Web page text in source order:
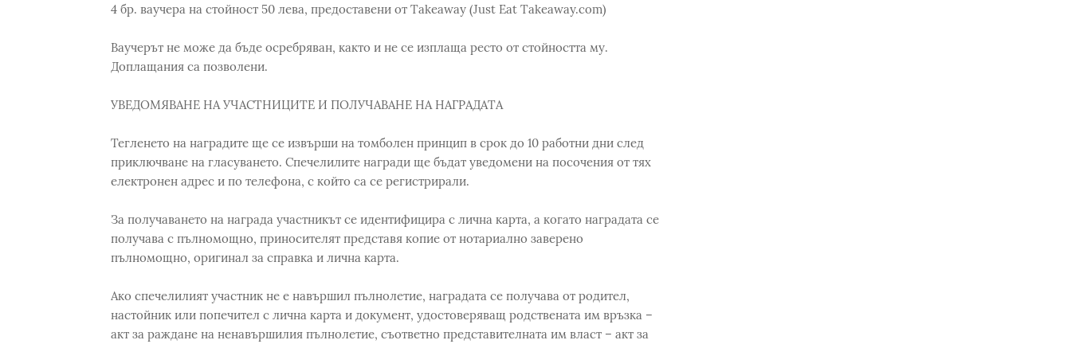
4 бр. ваучера на стойност 50 лева, предоставени от Takeaway (Just Eat Takeaway.com)
Ваучерът не може да бъде осребряван, както и не се изплаща ресто от стойността му.
Доплащания са позволени.
УВЕДОМЯВАНЕ НА УЧАСТНИЦИТЕ И ПОЛУЧАВАНЕ НА НАГРАДАТА
Тегленето на наградите ще се извърши на томболен принцип в срок до 10 работни дни след
приключване на гласуването. Спечелилите награди ще бъдат уведомени на посочения от тях
електронен адрес и по телефона, с който са се регистрирали.
За получаването на награда участникът се идентифицира с лична карта, а когато наградата се
получава с пълномощно, приносителят представя копие от нотариално заверено
пълномощно, оригинал за справка и лична карта.
Ако спечелилият участник не е навършил пълнолетие, наградата се получава от родител,
настойник или попечител с лична карта и документ, удостоверяващ родствената им връзка –
акт за раждане на ненавършилия пълнолетие, съответно представителната им власт – акт за